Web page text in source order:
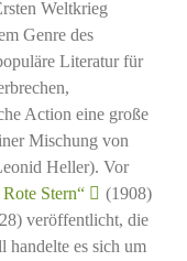
Weltkrieg
Genre des
Literatur für
Action eine große
Mischung von
Heller). Vor
Stern“
(1908)
veröffentlicht, die
handelte es sich um